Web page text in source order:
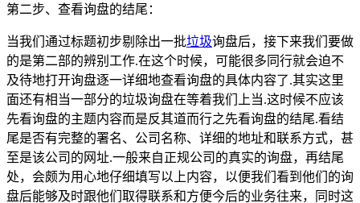
第二步、查看询盘的结尾：
当我们通过标题初步剔除出一批垃圾询盘后，接下来我们要做
的是第二部的辨别工作.在这个时候，可能很多同行就会迫不
及待地打开询盘逐一详细地查看询盘的具体内容了.其实这里
面还有相当一部分的垃圾询盘在等着我们上当.这时候不应该
先看询盘的主题内容而是反其道而行之先看询盘的结尾.看结
尾是否有完整的署名、公司名称、详细的地址和联系方式，甚
至是该公司的网址.一般来自正规公司的真实的询盘，再结尾
处，会颇为用心地仔细填写以上内容，以便我们看到他们的询
盘后能够及时跟他们取得联系和方便今后的业务往来，同时这